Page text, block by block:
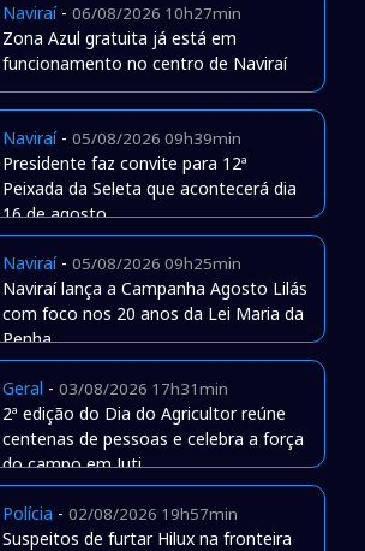
Naviraí- 06/08/2026 10h27min
Zona Azul gratuita já está em
funcionamento no centro de Naviraí
Naviraí- 05/08/2026 09h39min
Presidente faz convite para 12ª
Peixada da Seleta que acontecerá dia
16 de agosto
Naviraí- 05/08/2026 09h25min
Naviraí lança a Campanha Agosto Lilás
com foco nos 20 anos da Lei Maria da
Penha
Geral - 03/08/2026 17h31min
2ª edição do Dia do Agricultor reúne
centenas de pessoas e celebra a força
do campo em Juti
Polícia - 02/08/2026 19h57min
Suspeitos de furtar Hilux na fronteira